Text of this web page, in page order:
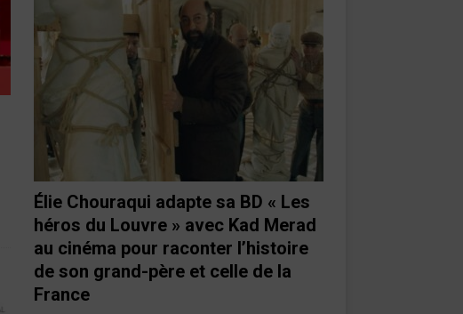
Élie Chouraqui adapte sa BD « Les
héros du Louvre » avec Kad Merad
au cinéma pour raconter l’histoire
de son grand-père et celle de la
France